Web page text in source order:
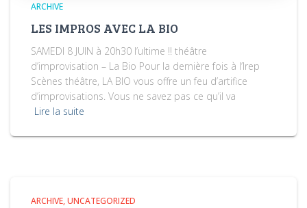
ARCHIVE
LES IMPROS AVEC LA BIO
SAMEDI 8 JUIN à 20h30 l’ultime !! théâtre
d’improvisation – La Bio Pour la dernière fois à l’Irep
Scènes théâtre, LA BIO vous offre un feu d’artifice
d’improvisations. Vous ne savez pas ce qu’il va
Lire la suite
ARCHIVE UNCATEGORIZED